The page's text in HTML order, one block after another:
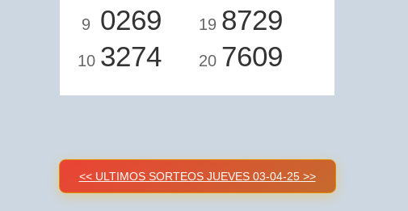
9 0269
10 3274
19 8729
20 7609
<< ULTIMOS SORTEOS JUEVES 03-04-25 >>